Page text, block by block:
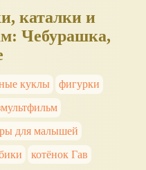
каталки и
Чебурашка,
куклы
фигурки
для малышей
котёнок Гав